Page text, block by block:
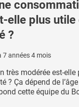
elle plus utile
?
7 années 4 mois
très modérée est-elle
? Ça dépend de
cette équipe du